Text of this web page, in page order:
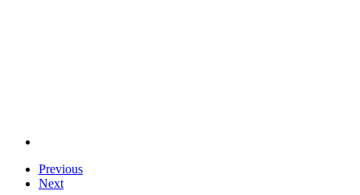
Previous
Next